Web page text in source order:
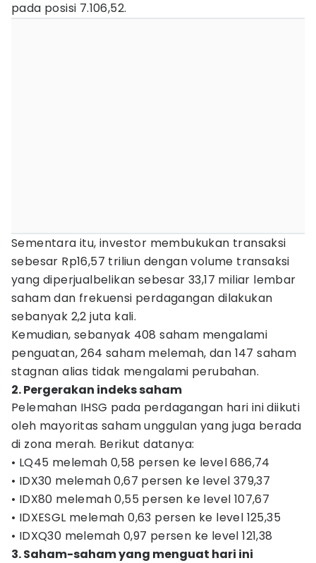
pada posisi 7.106,52.
Sementara itu, investor membukukan transaksi
sebesar Rp16,57 triliun dengan volume transaksi
yang diperjualbelikan sebesar 33,17 miliar lembar
saham dan frekuensi perdagangan dilakukan
sebanyak 2,2 juta kali.
Kemudian, sebanyak 408 saham mengalami
penguatan, 264 saham melemah, dan 147 saham
stagnan alias tidak mengalami perubahan.
2. Pergerakan indeks saham
Pelemahan IHSG pada perdagangan hari ini diikuti
oleh mayoritas saham unggulan yang juga berada
di zona merah. Berikut datanya:
• LQ45 melemah 0,58 persen ke level 686,74
• IDX30 melemah 0,67 persen ke level 379,37
• IDX80 melemah 0,55 persen ke level 107,67
• IDXESGL melemah 0,63 persen ke level 125,35
• IDXQ30 melemah 0,97 persen ke level 121,38
3. Saham-saham yang menguat hari ini